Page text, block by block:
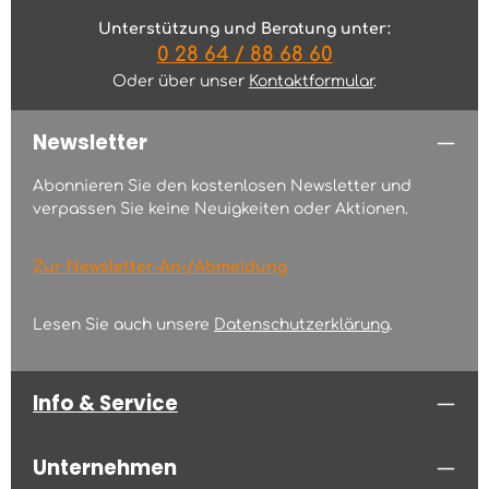
Unterstützung und Beratung unter:
0 28 64 / 88 68 60
Oder über unser Kontaktformular.
Newsletter
Abonnieren Sie den kostenlosen Newsletter und
verpassen Sie keine Neuigkeiten oder Aktionen.
Zur Newsletter-An-/Abmeldung
Lesen Sie auch unsere Datenschutzerklärung.
Info & Service
Unternehmen